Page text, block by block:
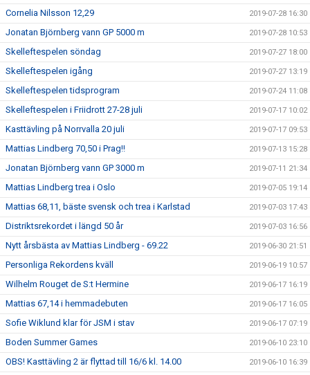
Cornelia Nilsson 12,29 2019-07-28 16:30
Jonatan Björnberg vann GP 5000 m 2019-07-28 10:53
Skelleftespelen söndag 2019-07-27 18:00
Skelleftespelen igång 2019-07-27 13:19
Skelleftespelen tidsprogram 2019-07-24 11:08
Skelleftespelen i Friidrott 27-28 juli 2019-07-17 10:02
Kasttävling på Norrvalla 20 juli 2019-07-17 09:53
Mattias Lindberg 70,50 i Prag!! 2019-07-13 15:28
Jonatan Björnberg vann GP 3000 m 2019-07-11 21:34
Mattias Lindberg trea i Oslo 2019-07-05 19:14
Mattias 68,11, bäste svensk och trea i Karlstad 2019-07-03 17:43
Distriktsrekordet i längd 50 år 2019-07-03 16:56
Nytt årsbästa av Mattias Lindberg - 69.22 2019-06-30 21:51
Personliga Rekordens kväll 2019-06-19 10:57
Wilhelm Rouget de S:t Hermine 2019-06-17 16:19
Mattias 67,14 i hemmadebuten 2019-06-17 16:05
Sofie Wiklund klar för JSM i stav 2019-06-17 07:19
Boden Summer Games 2019-06-10 23:10
OBS! Kasttävling 2 är flyttad till 16/6 kl. 14.00 2019-06-10 16:39